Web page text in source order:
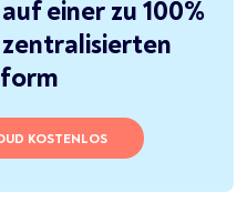
einer zu 100%
KOSTENLOS